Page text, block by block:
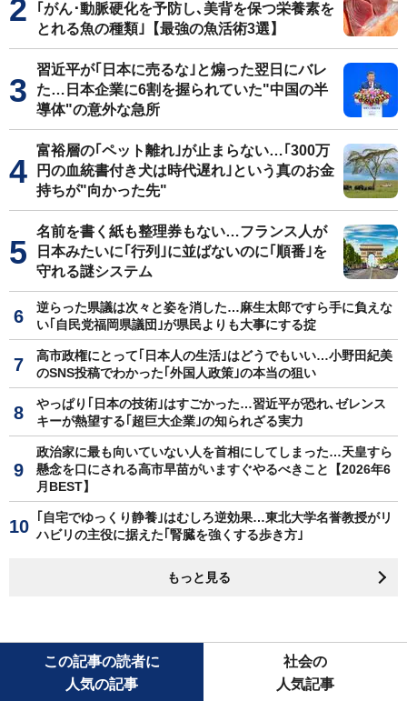
｢がん･動脈硬化を予防し､美背を保つ栄養素を
とれる魚の種類｣【最強の魚活術3選】
習近平が｢日本に売るな｣と煽った翌日にバレ
た…日本企業に6割を握られていた"中国の半
導体"の意外な急所
富裕層の｢ペット離れ｣が止まらない…｢300万
円の血統書付き犬は時代遅れ｣という真のお金
持ちが"向かった先"
名前を書く紙も整理券もない…フランス人が
日本みたいに｢行列｣に並ばないのに｢順番｣を
守れる謎システム
逆らった県議は次々と姿を消した…麻生太郎ですら手に負えな
い｢自民党福岡県議団｣が県民よりも大事にする掟
高市政権にとって｢日本人の生活｣はどうでもいい…小野田紀美
のSNS投稿でわかった｢外国人政策｣の本当の狙い
やっぱり｢日本の技術｣はすごかった…習近平が恐れ､ゼレンス
キーが熱望する｢超巨大企業｣の知られざる実力
政治家に最も向いていない人を首相にしてしまった…天皇すら
懸念を口にされる高市早苗がいますぐやるべきこと【2026年6
月BEST】
｢自宅でゆっくり静養｣はむしろ逆効果…東北大学名誉教授がリ
ハビリの主役に据えた｢腎臓を強くする歩き方｣
もっと見る
この記事の読者に
人気の記事
社会の
人気記事